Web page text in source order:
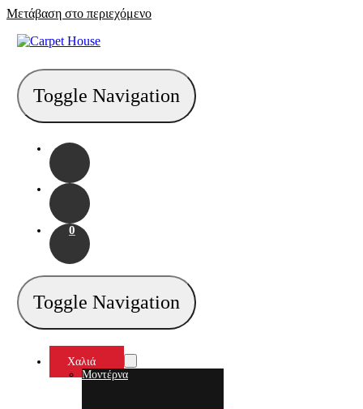
Μετάβαση στο περιεχόμενο
Toggle Navigation
0
Toggle Navigation
Χαλιά
Μοντέρνα